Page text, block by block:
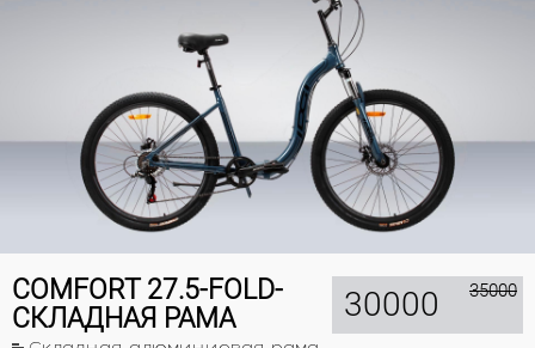
COMFORT 27.5-FOLD-
СКЛАДНАЯ РАМА
30000 35000